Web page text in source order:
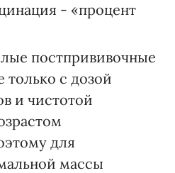
- «процент
постпрививочные
только с дозой
и чистотой
для
массы